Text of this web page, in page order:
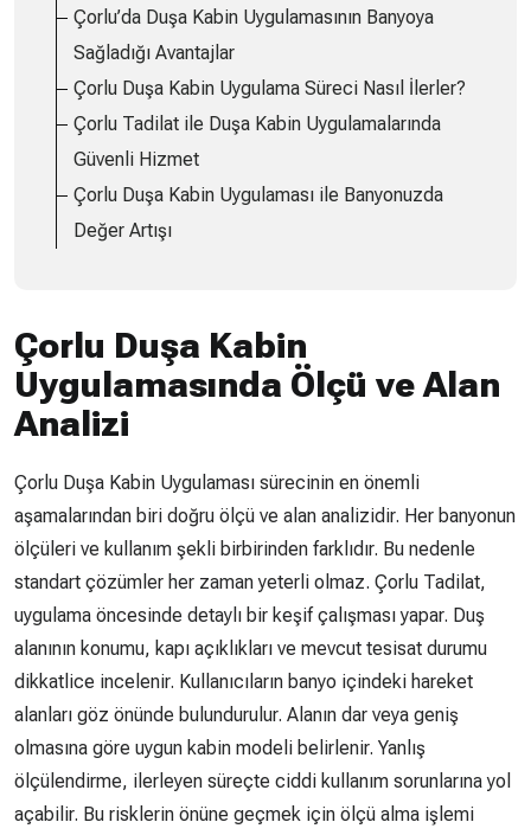
Çorlu’da Duşa Kabin Uygulamasının Banyoya
Sağladığı Avantajlar
Çorlu Duşa Kabin Uygulama Süreci Nasıl İlerler?
Çorlu Tadilat ile Duşa Kabin Uygulamalarında
Güvenli Hizmet
Çorlu Duşa Kabin Uygulaması ile Banyonuzda
Değer Artışı
Çorlu Duşa Kabin
Uygulamasında Ölçü ve Alan
Analizi
Çorlu Duşa Kabin Uygulaması sürecinin en önemli
aşamalarından biri doğru ölçü ve alan analizidir. Her banyonun
ölçüleri ve kullanım şekli birbirinden farklıdır. Bu nedenle
standart çözümler her zaman yeterli olmaz. Çorlu Tadilat,
uygulama öncesinde detaylı bir keşif çalışması yapar. Duş
alanının konumu, kapı açıklıkları ve mevcut tesisat durumu
dikkatlice incelenir. Kullanıcıların banyo içindeki hareket
alanları göz önünde bulundurulur. Alanın dar veya geniş
olmasına göre uygun kabin modeli belirlenir. Yanlış
ölçülendirme, ilerleyen süreçte ciddi kullanım sorunlarına yol
açabilir. Bu risklerin önüne geçmek için ölçü alma işlemi